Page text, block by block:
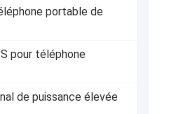
portable de
pour téléphone
de puissance élevée